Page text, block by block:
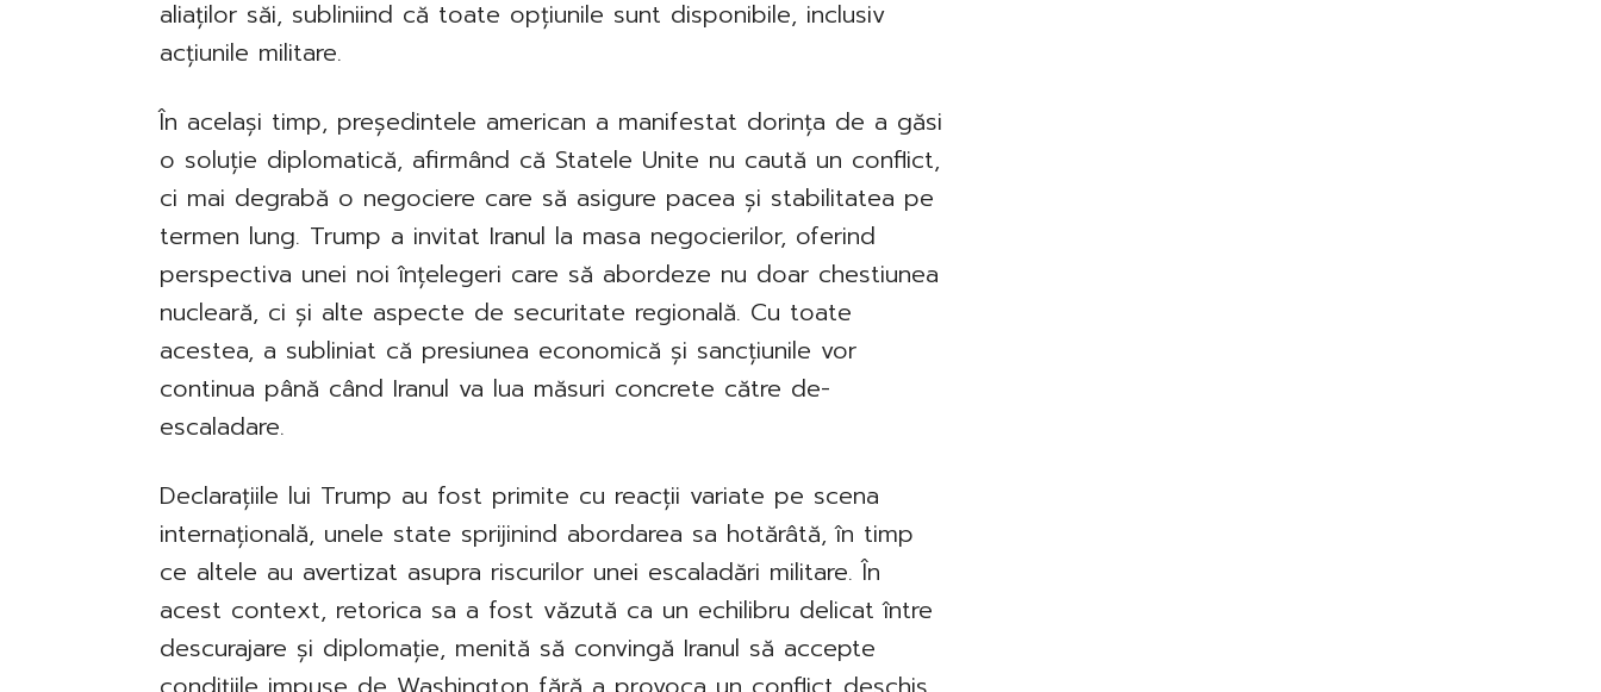
aliaților săi, subliniind că toate opțiunile sunt disponibile, inclusiv
acțiunile militare.
În același timp, președintele american a manifestat dorința de a găsi
o soluție diplomatică, afirmând că Statele Unite nu caută un conflict,
ci mai degrabă o negociere care să asigure pacea și stabilitatea pe
termen lung. Trump a invitat Iranul la masa negocierilor, oferind
perspectiva unei noi înțelegeri care să abordeze nu doar chestiunea
nucleară, ci și alte aspecte de securitate regională. Cu toate
acestea, a subliniat că presiunea economică și sancțiunile vor
continua până când Iranul va lua măsuri concrete către de-
escaladare.
Declarațiile lui Trump au fost primite cu reacții variate pe scena
internațională, unele state sprijinind abordarea sa hotărâtă, în timp
ce altele au avertizat asupra riscurilor unei escaladări militare. În
acest context, retorica sa a fost văzută ca un echilibru delicat între
descurajare și diplomație, menită să convingă Iranul să accepte